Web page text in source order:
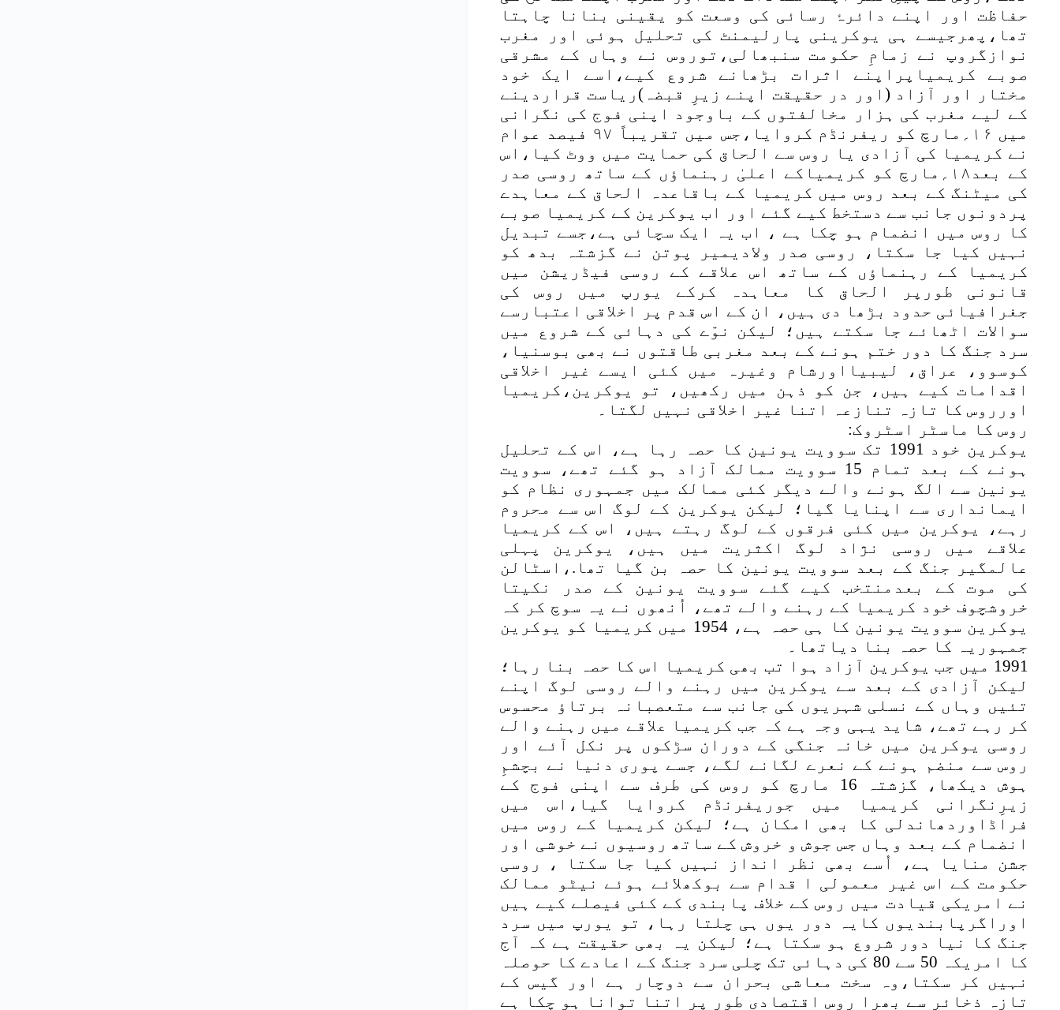
حفاظت اور اپنے دائرۂ رسائی کی وسعت کو یقینی بنانا چاہتا
تھا،پھرجیسے ہی یوکرینی پارلیمنٹ کی تحلیل ہوئی اور مغرب
نوازگروپ نے زمامِ حکومت سنبھالی،توروس نے وہاں کے مشرقی
صوبے کریمیاپراپنے اثرات بڑھانے شروع کیے،اسے ایک خود
مختار اور آزاد (اور در حقیقت اپنے زیرِ قبضہ)ریاست قراردینے
کے لیے مغرب کی ہزار مخالفتوں کے باوجود اپنی فوج کی نگرانی
میں ۱۶؍مارچ کو ریفرنڈم کروایا،جس میں تقریباً ۹۷ فیصد عوام
نے کریمیا کی آزادی یا روس سے الحاق کی حمایت میں ووٹ کیا،اس
کے بعد۱۸؍مارچ کو کریمیاکے اعلیٰ رہنماؤں کے ساتھ روسی صدر
کی میٹنگ کے بعد روس میں کریمیا کے باقاعدہ الحاق کے معاہدے
پردونوں جانب سے دستخط کیے گئے اور اب یوکرین کے کریمیا صوبے
کا روس میں انضمام ہو چکا ہے ، اب یہ ایک سچائی ہے،جسے تبدیل
نہیں کیا جا سکتا، روسی صدر ولادیمیر پوتن نے گزشتہ بدھ کو
کریمیا کے رہنماؤں کے ساتھ اس علاقے کے روسی فیڈریشن میں
قانونی طورپر الحاق کا معاہدہ کرکے یورپ میں روس کی
جغرافیائی حدود بڑھا دی ہیں، ان کے اس قدم پر اخلاقی اعتبارسے
سوالات اٹھائے جا سکتے ہیں؛ لیکن نوّے کی دہائی کے شروع میں
سرد جنگ کا دور ختم ہونے کے بعد مغربی طاقتوں نے بھی بوسنیا،
کوسوو، عراق، لیبیااورشام وغیرہ میں کئی ایسے غیر اخلاقی
اقدامات کیے ہیں، جن کو ذہن میں رکھیں، تو یوکرین،کریمیا
اورروس کا تازہ تنازعہ اتنا غیر اخلاقی نہیں لگتا۔
روس کا ماسٹر اسٹروک:
یوکرین خود 1991 تک سوویت یونین کا حصہ رہا ہے، اس کے تحلیل
ہونے کے بعد تمام 15 سوویت ممالک آزاد ہو گئے تھے، سوویت
یونین سے الگ ہونے والے دیگر کئی ممالک میں جمہوری نظام کو
ایمانداری سے اپنایا گیا؛ لیکن یوکرین کے لوگ اس سے محروم
رہے، یوکرین میں کئی فرقوں کے لوگ رہتے ہیں، اس کے کریمیا
علاقے میں روسی نژاد لوگ اکثریت میں ہیں، یوکرین پہلی
عالمگیر جنگ کے بعد سوویت یونین کا حصہ بن گیا تھا.،اسٹالن
کی موت کے بعدمنتخب کیے گئے سوویت یونین کے صدر نکیتا
خروشچوف خود کریمیا کے رہنے والے تھے، اُنھوں نے یہ سوچ کر کہ
یوکرین سوویت یونین کا ہی حصہ ہے، 1954 میں کریمیا کو یوکرین
جمہوریہ کا حصہ بنا دیاتھا۔
1991 میں جب یوکرین آزاد ہوا تب بھی کریمیا اس کا حصہ بنا رہا؛
لیکن آزادی کے بعد سے یوکرین میں رہنے والے روسی لوگ اپنے
تئیں وہاں کے نسلی شہریوں کی جانب سے متعصبانہ برتاؤ محسوس
کر رہے تھے، شاید یہی وجہ ہے کہ جب کریمیا علاقے میں رہنے والے
روسی یوکرین میں خانہ جنگی کے دوران سڑکوں پر نکل آئے اور
روس سے منضم ہونے کے نعرے لگانے لگے، جسے پوری دنیا نے بچشمِ
ہوش دیکھا، گزشتہ 16 مارچ کو روس کی طرف سے اپنی فوج کے
زیرِنگرانی کریمیا میں جوریفرنڈم کروایا گیا،اس میں
فراڈاوردھاندلی کا بھی امکان ہے؛ لیکن کریمیا کے روس میں
انضمام کے بعد وہاں جس جوش و خروش کے ساتھ روسیوں نے خوشی اور
جشن منایا ہے، اُسے بھی نظر انداز نہیں کیا جا سکتا ، روسی
حکومت کے اس غیر معمولی ا قدام سے بوکھلائے ہوئے نیٹو ممالک
نے امریکی قیادت میں روس کے خلاف پابندی کے کئی فیصلے کیے ہیں
اوراگرپابندیوں کایہ دور یوں ہی چلتا رہا، تو یورپ میں سرد
جنگ کا نیا دور شروع ہو سکتا ہے؛ لیکن یہ بھی حقیقت ہے کہ آج
کا امریکہ 50 سے 80 کی دہائی تک چلی سرد جنگ کے اعادے کا حوصلہ
نہیں کر سکتا،وہ سخت معاشی بحران سے دوچار ہے اور گیس کے
تازہ ذخائر سے بھرا روس اقتصادی طور پر اتنا توانا ہو چکا ہے